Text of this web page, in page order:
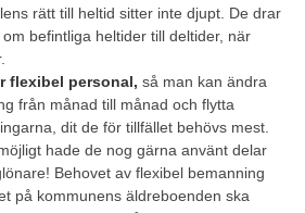
rätt till heltid sitter inte djupt. De drar
befintliga heltider till deltider, när
flexibel personal, så man kan ändra
från månad till månad och flytta
dit de för tillfället behövs mest.
hade de nog gärna använt delar
Behovet av flexibel bemanning
på kommunens äldreboenden ska